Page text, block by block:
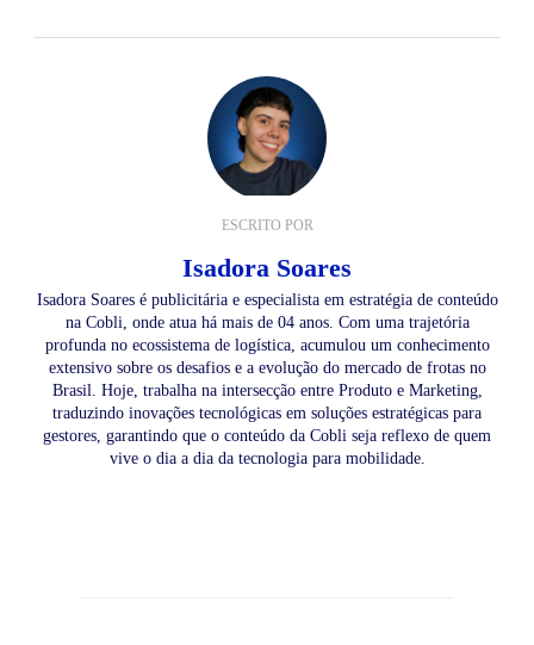
ESCRITO POR
Isadora Soares
Isadora Soares é publicitária e especialista em estratégia de conteúdo
na Cobli, onde atua há mais de 04 anos. Com uma trajetória
profunda no ecossistema de logística, acumulou um conhecimento
extensivo sobre os desafios e a evolução do mercado de frotas no
Brasil. Hoje, trabalha na intersecção entre Produto e Marketing,
traduzindo inovações tecnológicas em soluções estratégicas para
gestores, garantindo que o conteúdo da Cobli seja reflexo de quem
vive o dia a dia da tecnologia para mobilidade.